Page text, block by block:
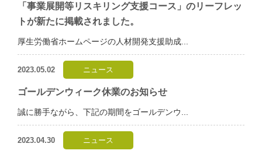
「事業展開等リスキリング支援コース」のリーフレッ
トが新たに掲載されました。
厚生労働省ホームページの人材開発支援助成...
2023.05.02 ニュース
ゴールデンウィーク休業のお知らせ
誠に勝手ながら、下記の期間をゴールデンウ...
2023.04.30 ニュース